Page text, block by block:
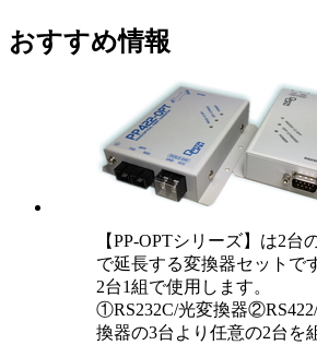
おすすめ情報
【PP-OPTシリーズ】は2
で延長する変換器セットで
2台1組で使用します。
①RS232C/光変換器
換器の3台より任意の2台を